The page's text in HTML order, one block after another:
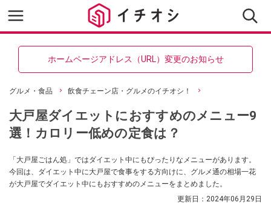
ホームページアドレス（URL）変更のお知らせ
グルメ・食品 飲食チェーン店・グルメのイチオシ！
大戸屋ダイエットにおすすめのメニュー9
選！カロリー低めの定食は？
「大戸屋ごはん処」ではダイエット中にもぴったりなメニューがあります。
今回は、ダイエット中に大戸屋で食事をする方向けに、グルメ通の相場一花
が大戸屋でダイエット中にもおすすめのメニューをまとめました。
更新日： 2024年06月29日